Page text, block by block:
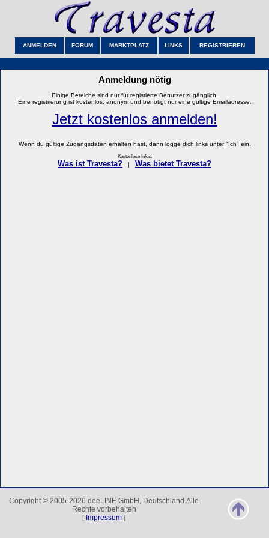
ANMELDEN FORUM MARKTPLATZ LINKS REGISTRIEREN
Anmeldung nötig
Einige Bereiche sind nur für registierte Benutzer zugänglich.
Eine registrierung ist kostenlos, anonym und benötigt nur eine gültige Emailadresse.
Jetzt kostenlos anmelden!
Wenn du gültige Zugangsdaten erhalten hast, dann logge dich links unter "Ich" ein.
Kostenlose Infos:
Was ist Travesta? Was bietet Travesta?
Copyright © 2005-2026 deeLINE GmbH, Deutschland.Alle
Rechte vorbehalten
[ Impressum ]